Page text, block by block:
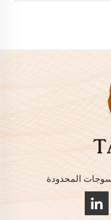
المحدودة